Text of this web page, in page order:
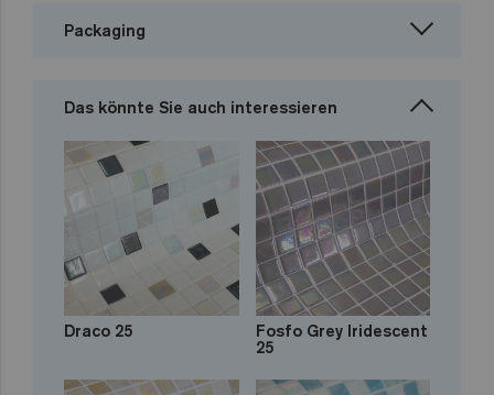
Packaging
Das könnte Sie auch interessieren
Draco 25 Fosfo Grey Iridescent
25